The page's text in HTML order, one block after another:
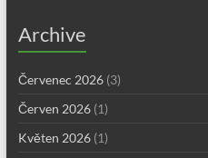
Archive
Červenec 2026(3)
Červen 2026(1)
Květen 2026(1)